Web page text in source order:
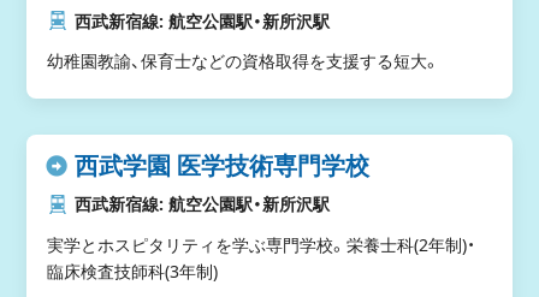
西武新宿線: 航空公園駅・新所沢駅
幼稚園教諭、保育士などの資格取得を支援する短大。
西武学園 医学技術専門学校
西武新宿線: 航空公園駅・新所沢駅
実学とホスピタリティを学ぶ専門学校。栄養士科(2年制)・
臨床検査技師科(3年制)